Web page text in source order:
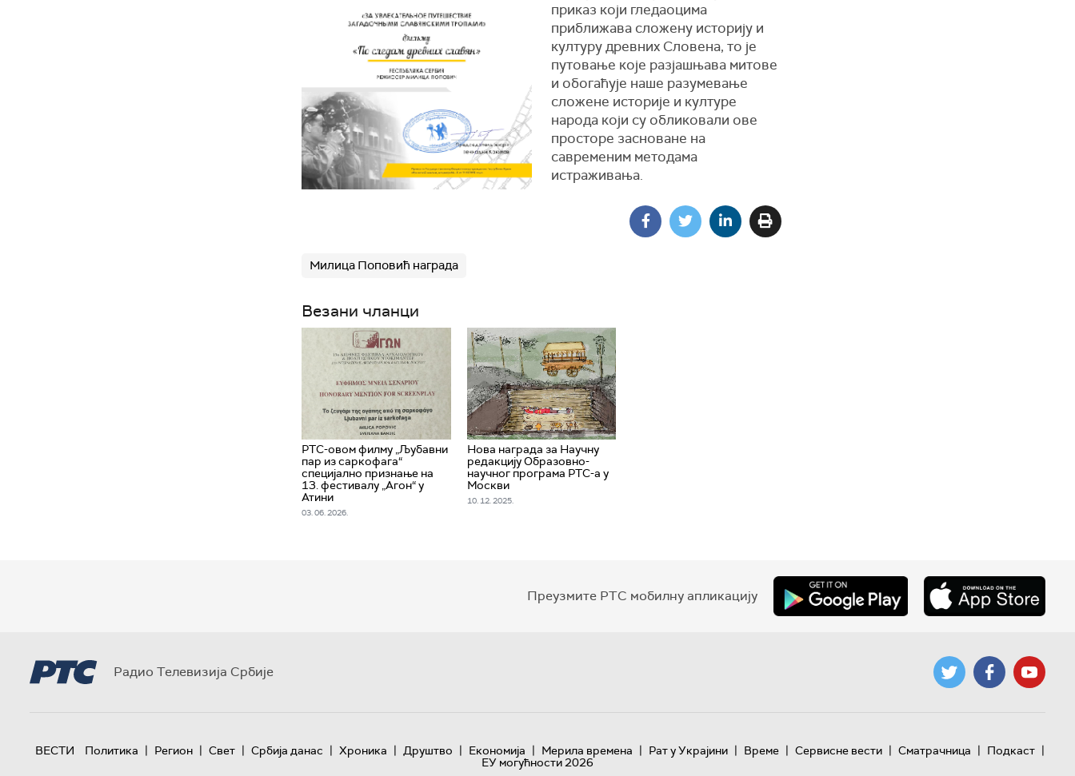
приказ који гледаоцима
приближава сложену историју и
културу древних Словена, то је
путовање које разјашњава митове
и обогаћује наше разумевање
сложене историје и културе
народа који су обликовали ове
просторе засноване на
савременим методама
истраживања.
Милица Поповић награда
Везани чланци
РТС-овом филму „Љубавни
пар из саркофага“
специјално признање на
13. фестивалу „Агон“ у
Атини
03. 06. 2026.
Нова награда за Научну
редакцију Образовно-
научног програма РТС-а у
Москви
10. 12. 2025.
Преузмите РТС мобилну апликацију
Радио Телевизија Србије
ВЕСТИ Политика | Регион | Свет | Србија данас | Хроника | Друштво | Економија | Мерила времена | Рат у Украјини | Време | Сервисне вести | Сматрачница | Подкаст |
ЕУ могућности 2026